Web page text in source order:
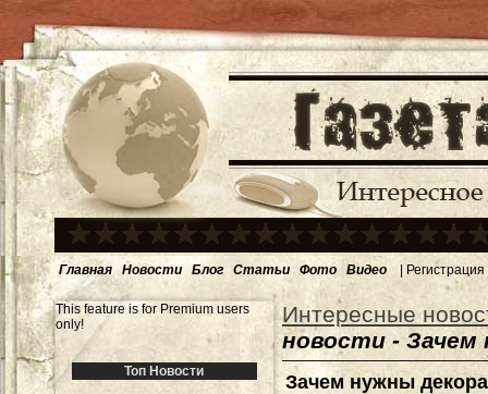
Главная Новости Блог Статьи Фото Видео | Регистрация
This feature is for Premium users
only!
Топ Новости
Интересные
новости - Зачем
Зачем нужны